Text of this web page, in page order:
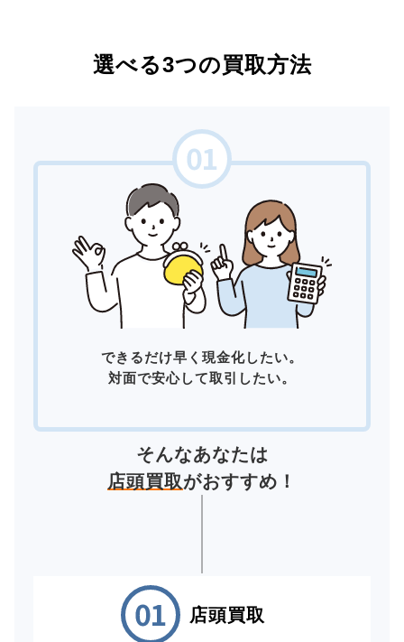
選べる3つの買取方法
できるだけ早く現金化したい。
対面で安心して取引したい。
そんなあなたは
店頭買取がおすすめ！
店頭買取